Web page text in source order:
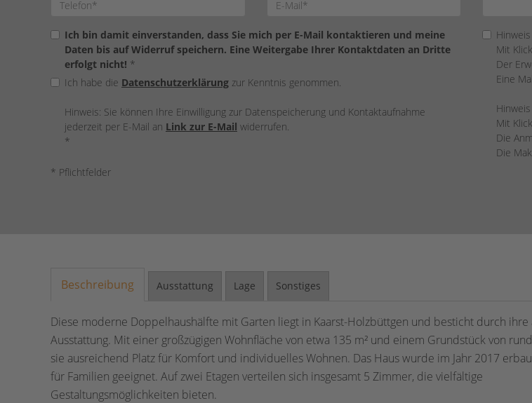
Ich bin damit einverstanden, dass Sie mich per E-Mail kontaktieren und meine
Daten bis auf Widerruf speichern. Eine Weitergabe Ihrer Kontaktdaten an Dritte
erfolgt nicht! *
Ich habe die Datenschutzerklärung zur Kenntnis genommen.
Hinweis: Sie können Ihre Einwilligung zur Datenspeicherung und Kontaktaufnahme
jederzeit per E-Mail an Link zur E-Mail widerrufen.
*
Mit
Der
Eine
Mit
Die
Die
* Pflichtfelder
Beschreibung Ausstattung Lage Sonstiges
Diese moderne Doppelhaushälfte mit Garten liegt in Kaarst-Holzbüttgen und besticht durch ihre
Ausstattung. Mit einer großzügigen Wohnfläche von etwa 135 m² und einem Grundstück von
sie ausreichend Platz für Komfort und individuelles Wohnen. Das Haus wurde im Jahr 2017
für Familien geeignet. Auf zwei Etagen verteilen sich insgesamt 5 Zimmer, die vielfältige
Gestaltungsmöglichkeiten bieten.